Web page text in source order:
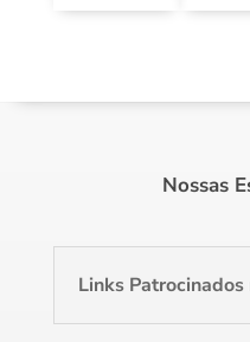
Nossas
Links